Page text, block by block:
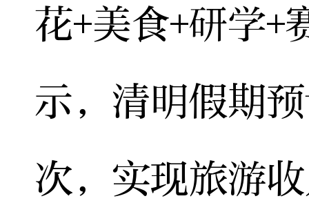
花+美食+研学
示，清明假期
次，实现旅游